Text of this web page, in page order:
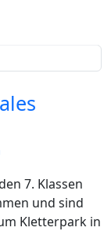
7. Klassen
und sind
Kletterpark in